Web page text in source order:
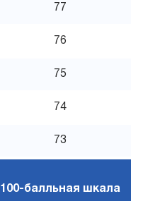
77
76
75
74
73
100-балльная шкала